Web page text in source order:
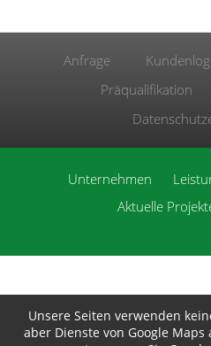
Anfrage
Präqualifikation
Unternehmen
Aktuelle
Unsere Seiten verwenden
aber Dienste von Google